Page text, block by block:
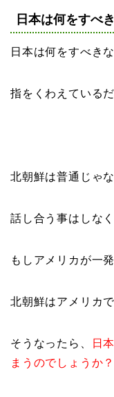
日本は何をすべ
日本は何をすべき
指をくわえている
北朝鮮は普通じゃ
話し合う事はしな
もしアメリカが一
北朝鮮はアメリカ
そうなったら、
日
まうのでしょうか？